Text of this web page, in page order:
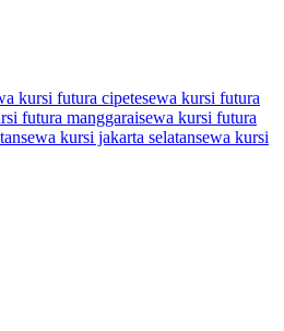
kursi futura cipetesewa kursi futura
futura manggaraisewa kursi futura
sewa kursi jakarta selatansewa kursi